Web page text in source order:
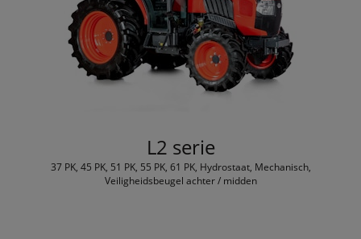
L2 serie
37 PK, 45 PK, 51 PK, 55 PK, 61 PK, Hydrostaat, Mechanisch,
Veiligheidsbeugel achter / midden